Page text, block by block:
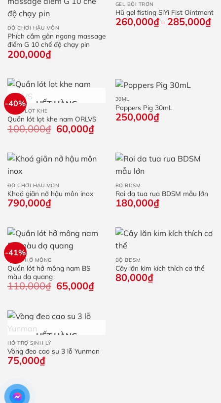
ĐỒ CHƠI HẬU MÔN
Phích cắm gân ngang massage
điểm G 10 chế độ chạy pin
200,000₫
GEL BÔI TRƠN
Hũ gel fisting SiYi Fist Ointment
260,000₫ – 285,000₫
-40% HẾT HÀNG
QUẦN LỌT KHE
Quần lót lọt khe nam ORLVS
100,000₫ Giá
gốc
60,000₫Giá
hiện
60,000₫.
30ML
Poppers Pig 30mL
250,000₫
ĐỒ CHƠI HẬU MÔN
Khoá giãn nở hậu môn inox
790,000₫
BỘ BDSM
Roi da tua rua BDSM mẫu lớn
180,000₫
-41%
QUẦN HỞ MÔNG
Quần lót hở mông nam BS
màu dạ quang
110,000₫ Giá
gốc
65,000₫Giá
hiện
BỘ BDSM
Cây lăn kim kích thích cơ thể
80,000₫
HẾT HÀNG
HỖ TRỢ SINH LÝ
Vòng đeo cao su 3 lỗ Yunman
75,000₫